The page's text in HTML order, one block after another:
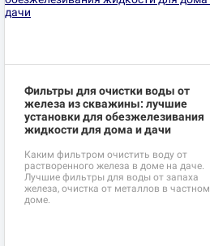
Фильтры для очистки воды от
железа из скважины: лучшие
установки для обезжелезивания
жидкости для дома и дачи
Каким фильтром очистить воду от
растворенного железа в доме на даче.
Лучшие фильтры для воды от запаха
железа, очистка от металлов в частном
доме.